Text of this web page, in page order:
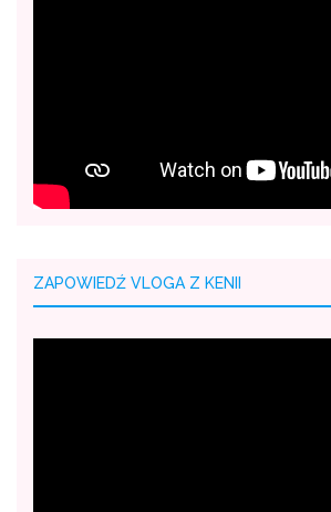
ZAPOWIEDŹ VLOGA Z KENII